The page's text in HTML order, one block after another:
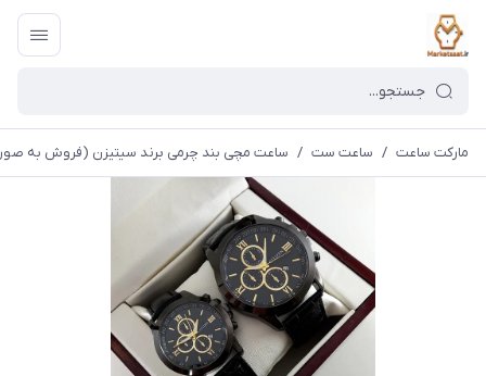
مارکت ساعت / ساعت ست / ساعت مچی بند چرمی برند سیتیزن (فروش به